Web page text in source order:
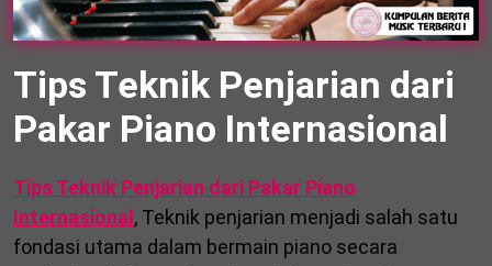
Tips Teknik Penjarian dari
Pakar Piano Internasional
Tips Teknik Penjarian dari Pakar Piano
Internasional , Teknik penjarian menjadi salah satu
fondasi utama dalam bermain piano secara